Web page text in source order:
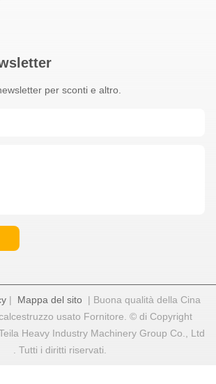
per sconti e altro.
| Mappa del sito | Buona qualità della Cina
usato Fornitore. © di Copyright
Heavy Industry Machinery Group Co., Ltd
. Tutti i diritti riservati.